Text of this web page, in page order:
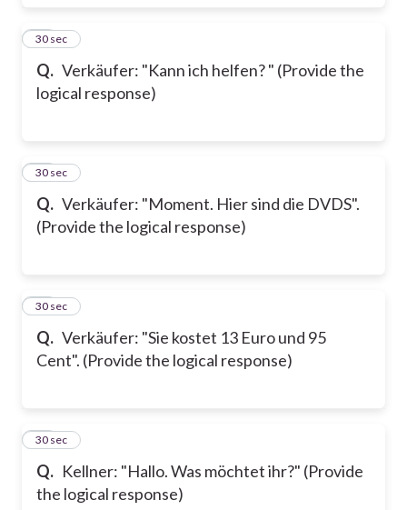
Q. Verkäufer: "Kann ich helfen? " (Provide the
logical response)
12
30 sec
Q. Verkäufer: "Moment. Hier sind die DVDS".
(Provide the logical response)
13
30 sec
Q. Verkäufer: "Sie kostet 13 Euro und 95
Cent". (Provide the logical response)
14
30 sec
Q. Kellner: "Hallo. Was möchtet ihr?" (Provide
the logical response)
15
30 sec